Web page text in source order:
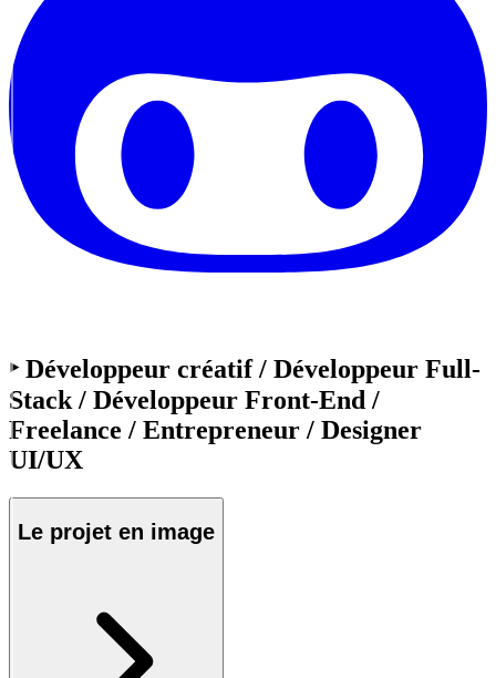
‣ Développeur créatif / Développeur Full-
Stack / Développeur Front-End /
Freelance / Entrepreneur / Designer
UI/UX
Le projet en image